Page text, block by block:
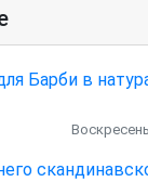
Барби в